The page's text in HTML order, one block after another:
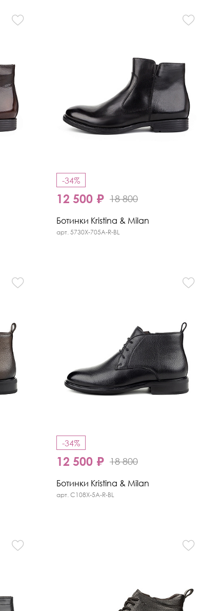
-34%
12 500 ₽ 18 800
Ботинки Kristina & Milan
арт. 5730X-705A-R-BL
-34%
12 500 ₽ 18 800
Ботинки Kristina & Milan
арт. C108X-5A-R-BL